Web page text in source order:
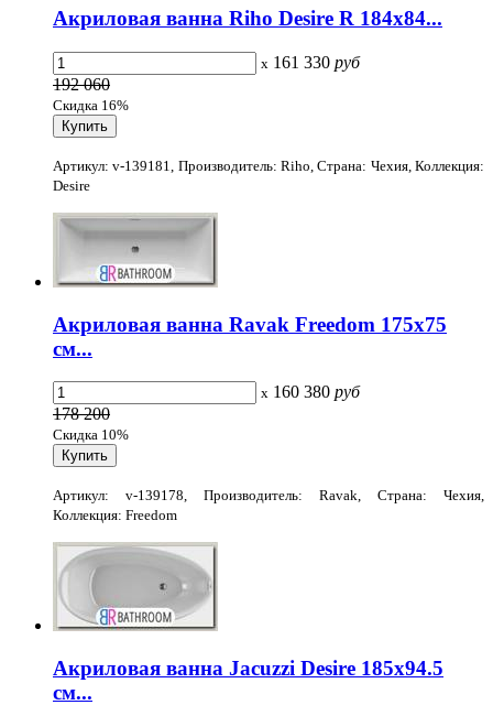
Акриловая ванна Riho Desire R 184x84...
x 161 330 руб
192 060
Скидка 16%
Артикул: v-139181, Производитель: Riho, Страна: Чехия, Коллекция:
Desire
Акриловая ванна Ravak Freedom 175x75
см...
x 160 380 руб
178 200
Скидка 10%
Артикул: v-139178, Производитель: Ravak, Страна: Чехия,
Коллекция: Freedom
Акриловая ванна Jacuzzi Desire 185x94.5
см...